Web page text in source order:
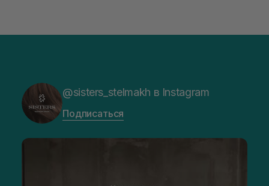
@sisters_stelmakh в Instagram
Подписаться